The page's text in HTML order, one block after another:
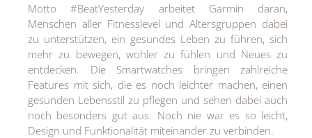
Motto #BeatYesterday arbeitet Garmin daran,
Menschen aller Fitnesslevel und Altersgruppen dabei
zu unterstützen, ein gesundes Leben zu führen, sich
mehr zu bewegen, wohler zu fühlen und Neues zu
entdecken. Die Smartwatches bringen zahlreiche
Features mit sich, die es noch leichter machen, einen
gesunden Lebensstil zu pflegen und sehen dabei auch
noch besonders gut aus. Noch nie war es so leicht,
Design und Funktionalität miteinander zu verbinden.